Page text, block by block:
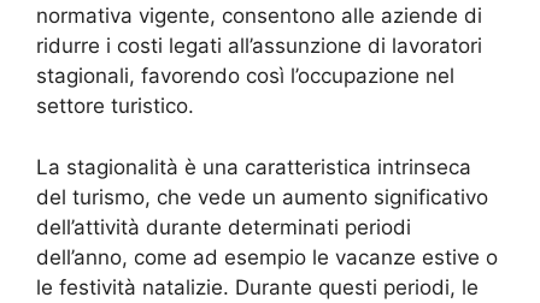
normativa vigente, consentono alle aziende di
ridurre i costi legati all’assunzione di lavoratori
stagionali, favorendo così l’occupazione nel
settore turistico.
La stagionalità è una caratteristica intrinseca
del turismo, che vede un aumento significativo
dell’attività durante determinati periodi
dell’anno, come ad esempio le vacanze estive o
le festività natalizie. Durante questi periodi, le